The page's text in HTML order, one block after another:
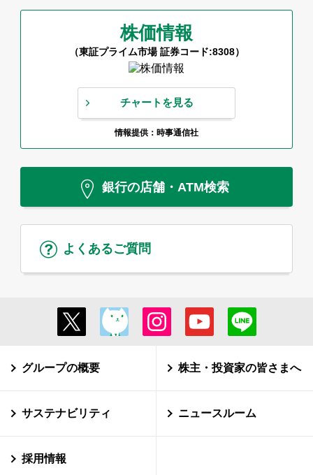
株価情報
（東証プライム市場 証券コード:8308）
チャートを見る
情報提供：時事通信社
銀行の店舗・ATM検索
よくあるご質問
グループの概要 株主・投資家の皆さまへ
サステナビリティ ニュースルーム
採用情報